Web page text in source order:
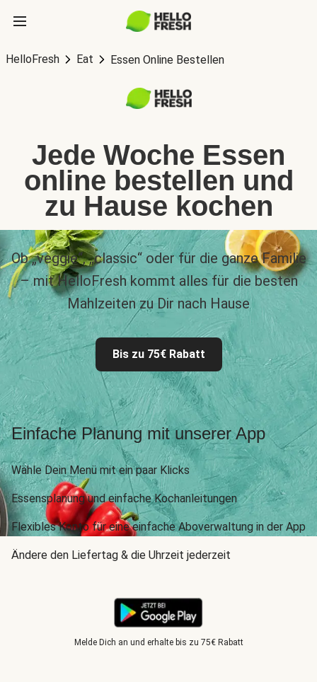
HelloFresh Eat Essen Online Bestellen
Jede Woche Essen
online bestellen und
zu Hause kochen
Ob „veggie“, „classic“ oder für die ganze Familie
– mit HelloFresh kommt alles für die besten
Mahlzeiten zu Dir nach Hause
Bis zu 75€ Rabatt
Einfache Planung mit unserer App
Wähle Dein Menü mit ein paar Klicks
Essensplanung und einfache Kochanleitungen
Flexibles Konto für eine einfache Aboverwaltung in der App
Ändere den Liefertag & die Uhrzeit jederzeit
Melde Dich an und erhalte bis zu 75€ Rabatt